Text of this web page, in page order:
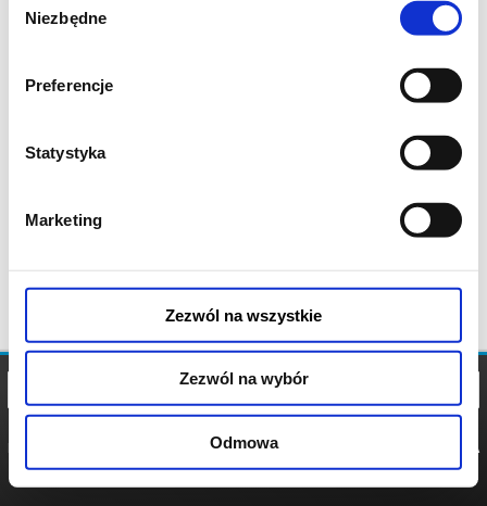
zgody
Niezbędne
Preferencje
Statystyka
Marketing
Zezwól na wszystkie
Zezwól na wybór
Odmowa
POLITYKA
POLITYKA